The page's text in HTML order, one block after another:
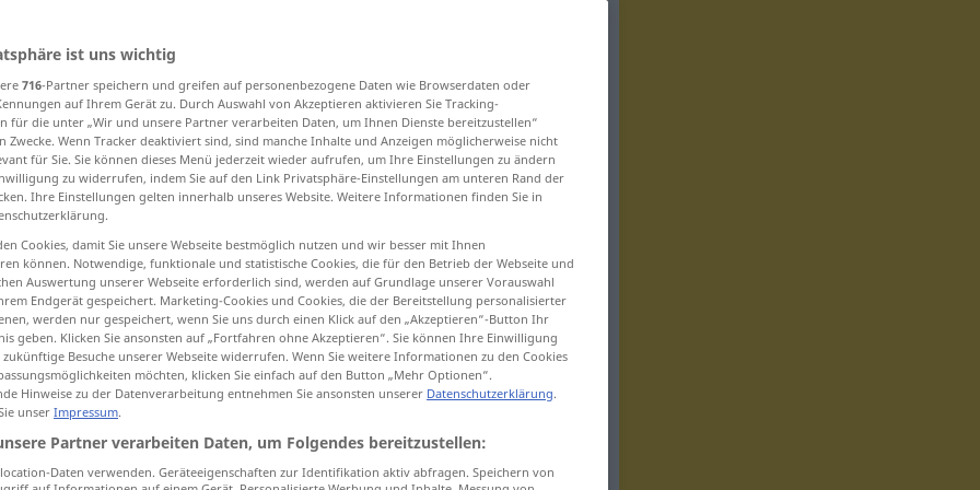
Abbruch Überrest, Stück
fragmentpart
fragmentof vase, glass
ist uns wichtig
716-Partner speichern und greifen auf personenbezogene Daten wie Browserdaten oder
auf Ihrem Gerät zu. Durch Auswahl von Akzeptieren aktivieren Sie Tracking-
für die unter „Wir und unsere Partner verarbeiten Daten, um Ihnen Dienste bereitzustellen“
Zwecke. Wenn Tracker deaktiviert sind, sind manche Inhalte und Anzeigen möglicherweise nicht
für Sie. Sie können dieses Menü jederzeit wieder aufrufen, um Ihre Einstellungen zu ändern
zu widerrufen, indem Sie auf den Link Privatsphäre-Einstellungen am unteren Rand der
Ihre Einstellungen gelten innerhalb unseres Website. Weitere Informationen finden Sie in
Cookies, damit Sie unsere Webseite bestmöglich nutzen und wir besser mit Ihnen
können. Notwendige, funktionale und statistische Cookies, die für den Betrieb der Webseite und
Auswertung unserer Webseite erforderlich sind, werden auf Grundlage unserer Vorauswahl
Endgerät gespeichert. Marketing-Cookies und Cookies, die der Bereitstellung personalisierter
werden nur gespeichert, wenn Sie uns durch einen Klick auf den „Akzeptieren“-Button Ihr
geben. Klicken Sie ansonsten auf „Fortfahren ohne Akzeptieren“. Sie können Ihre Einwilligung
Besuche unserer Webseite widerrufen. Wenn Sie weitere Informationen zu den Cookies
möchten, klicken Sie einfach auf den Button „Mehr Optionen“.
Hinweise zu der Datenverarbeitung entnehmen Sie ansonsten unserer Datenschutzerklärung.
unser Impressum.
Partner verarbeiten Daten, um Folgendes bereitzustellen:
Daten verwenden. Geräteeigenschaften zur Identifikation aktiv abfragen. Speichern von